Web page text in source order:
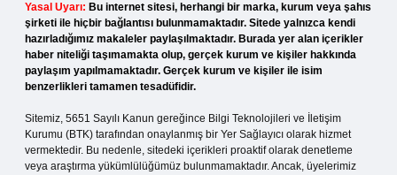
Yasal Uyarı: Bu internet sitesi, herhangi bir marka, kurum veya şahıs
şirketi ile hiçbir bağlantısı bulunmamaktadır. Sitede yalnızca kendi
hazırladığımız makaleler paylaşılmaktadır. Burada yer alan içerikler
haber niteliği taşımamakta olup, gerçek kurum ve kişiler hakkında
paylaşım yapılmamaktadır. Gerçek kurum ve kişiler ile isim
benzerlikleri tamamen tesadüfidir.
Sitemiz, 5651 Sayılı Kanun gereğince Bilgi Teknolojileri ve İletişim
Kurumu (BTK) tarafından onaylanmış bir Yer Sağlayıcı olarak hizmet
vermektedir. Bu nedenle, sitedeki içerikleri proaktif olarak denetleme
veya araştırma yükümlülüğümüz bulunmamaktadır. Ancak, üyelerimiz